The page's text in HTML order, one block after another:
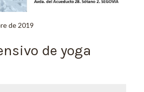
de 2019
de yoga